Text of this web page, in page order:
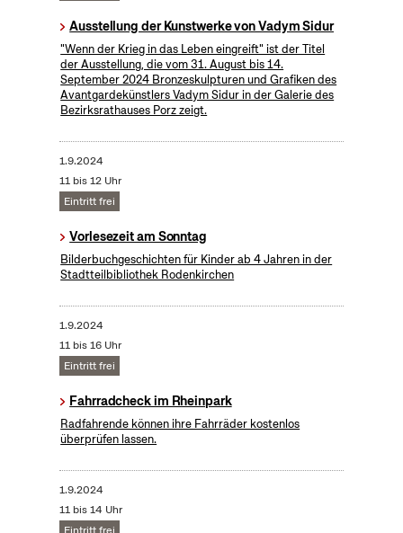
Ausstellung der Kunstwerke von Vadym Sidur
"Wenn der Krieg in das Leben eingreift" ist der Titel
der Ausstellung, die vom 31. August bis 14.
September 2024 Bronzeskulpturen und Grafiken des
Avantgardekünstlers Vadym Sidur in der Galerie des
Bezirksrathauses Porz zeigt.
1.9.2024
11 bis 12 Uhr
Eintritt frei
Vorlesezeit am Sonntag
Bilderbuchgeschichten für Kinder ab 4 Jahren in der
Stadtteilbibliothek Rodenkirchen
1.9.2024
11 bis 16 Uhr
Eintritt frei
Fahrradcheck im Rheinpark
Radfahrende können ihre Fahrräder kostenlos
überprüfen lassen.
1.9.2024
11 bis 14 Uhr